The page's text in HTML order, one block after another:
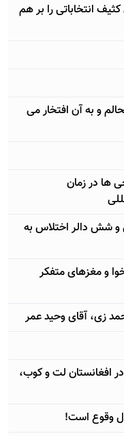
انتخاباتی را بر هم
و به آن افتخار می
ها در زمان
شش دالر اختلاس به
و مغزهای متفکر
زی، آقای وحید عمر
افغانستان لت و کوب،
وقوع است!